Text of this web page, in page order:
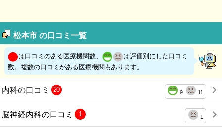
松本市 の口コミ一覧
は口コミのある医療機関数、
は評価別にした口コミ
数。複数の口コミがある医療機関もあります。
内科の口コミ 9 11
20
脳神経内科の口コミ 1
1